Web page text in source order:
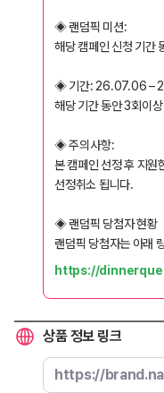
◈ 랜덤픽 미션:
해당 캠페인 신청 기간
◈ 기간: 26.07.06 –
해당 기간 동안 3회이
◈ 주의사항:
본 캠페인 선정 후 지원
선정취소 됩니다.
◈ 랜덤픽 당첨자 현황
랜덤픽 당첨자는 아래
https://
상품 정보 링크
https://